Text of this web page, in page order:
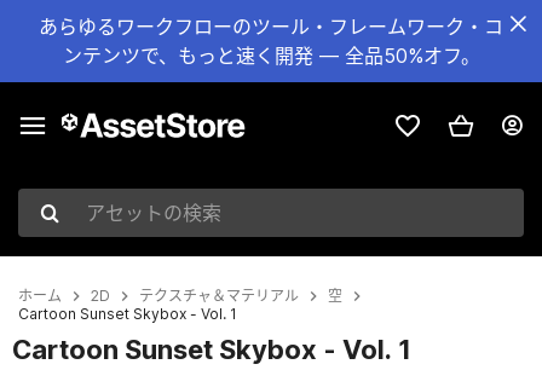
あらゆるワークフローのツール・フレームワーク・コ
ンテンツで、もっと速く開発 — 全品50%オフ。
アセットの検索
ホーム 2D テクスチャ＆マテリアル
空
Cartoon Sunset Skybox - Vol. 1
Cartoon Sunset Skybox - Vol. 1